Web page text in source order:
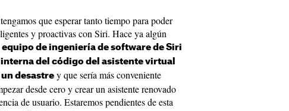
que esperar tanto tiempo para poder
y proactivas con Siri. Hace ya algún
de ingeniería de software de Siri
del código del asistente virtual
desastre y que sería más conveniente
desde cero y crear un asistente renovado
de usuario. Estaremos pendientes de esta